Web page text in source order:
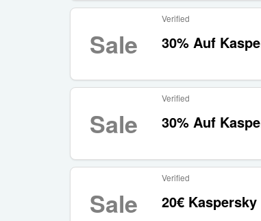
Sale
Verified
30% Auf
Sale
Verified
30% Auf
Sale
Verified
20€